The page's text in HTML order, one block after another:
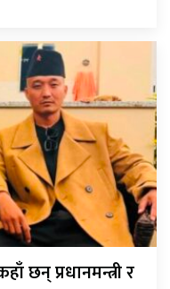
छन् प्रधानमन्त्री र